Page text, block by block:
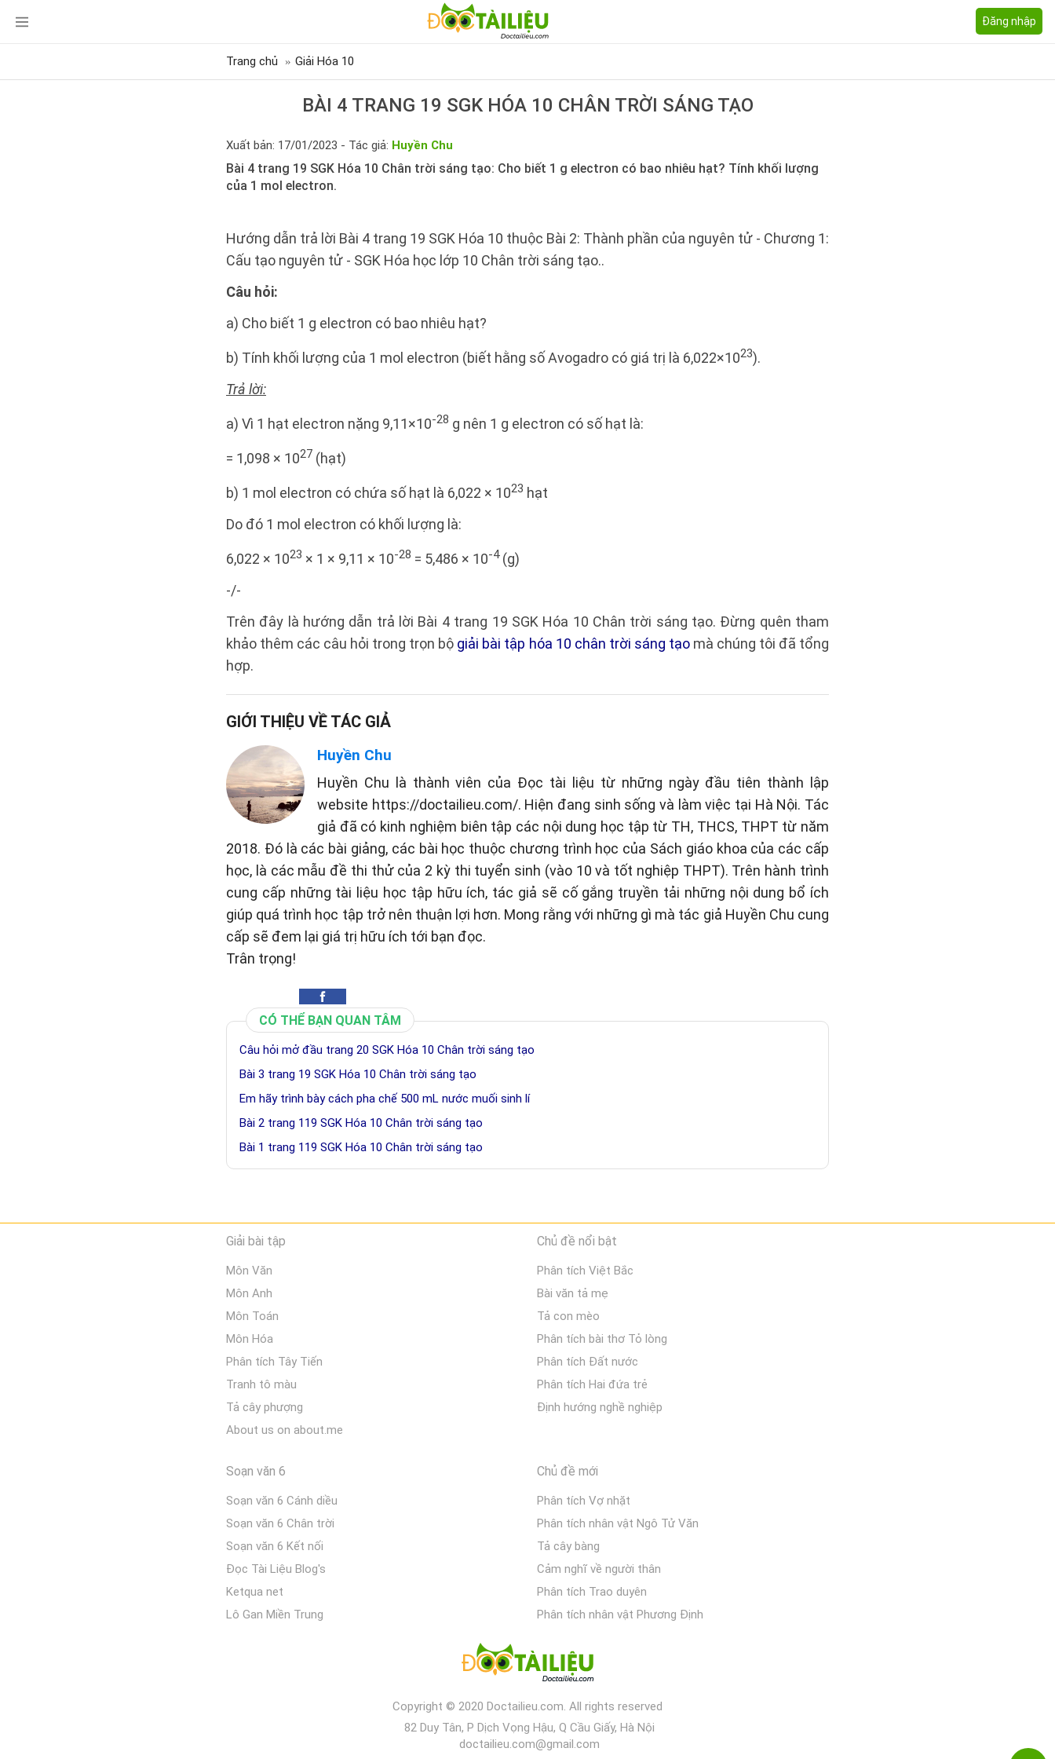
Đăng nhập
Trang chủ Giải Hóa 10
BÀI 4 TRANG 19 SGK HÓA 10 CHÂN TRỜI SÁNG TẠO
Xuất bản: 17/01/2023 - Tác giả: Huyền Chu
Bài 4 trang 19 SGK Hóa 10 Chân trời sáng tạo: Cho biết 1 g electron có bao nhiêu hạt? Tính khối lượng
của 1 mol electron.
Hướng dẫn trả lời Bài 4 trang 19 SGK Hóa 10 thuộc Bài 2: Thành phần của nguyên tử - Chương 1:
Cấu tạo nguyên tử - SGK Hóa học lớp 10 Chân trời sáng tạo..
Câu hỏi:
a) Cho biết 1 g electron có bao nhiêu hạt?
b) Tính khối lượng của 1 mol electron (biết hằng số Avogadro có giá trị là 6,022×1023).
Trả lời:
a) Vì 1 hạt electron nặng 9,11×10-28 g nên 1 g electron có số hạt là:
= 1,098 × 1027 (hạt)
b) 1 mol electron có chứa số hạt là 6,022 × 1023 hạt
Do đó 1 mol electron có khối lượng là:
6,022 × 1023 × 1 × 9,11 × 10-28 = 5,486 × 10-4 (g)
-/-
Trên đây là hướng dẫn trả lời Bài 4 trang 19 SGK Hóa 10 Chân trời sáng tạo. Đừng quên tham
khảo thêm các câu hỏi trong trọn bộ giải bài tập hóa 10 chân trời sáng tạomà chúng tôi đã tổng
hợp.
GIỚI THIỆU VỀ TÁC GIẢ
Huyền Chu
Huyền Chu là thành viên của Đọc tài liệu từ những ngày đầu tiên thành lập
website https://doctailieu.com/. Hiện đang sinh sống và làm việc tại Hà Nội. Tác
giả đã có kinh nghiệm biên tập các nội dung học tập từ TH, THCS, THPT từ năm
2018. Đó là các bài giảng, các bài học thuộc chương trình học của Sách giáo khoa của các cấp
học, là các mẫu đề thi thử của 2 kỳ thi tuyển sinh (vào 10 và tốt nghiệp THPT). Trên hành trình
cung cấp những tài liệu học tập hữu ích, tác giả sẽ cố gắng truyền tải những nội dung bổ ích
giúp quá trình học tập trở nên thuận lợi hơn. Mong rằng với những gì mà tác giả Huyền Chu cung
cấp sẽ đem lại giá trị hữu ích tới bạn đọc.
Trân trọng!
CÓ THỂ BẠN QUAN TÂM
Câu hỏi mở đầu trang 20 SGK Hóa 10 Chân trời sáng tạo
Bài 3 trang 19 SGK Hóa 10 Chân trời sáng tạo
Em hãy trình bày cách pha chế 500 mL nước muối sinh lí
Bài 2 trang 119 SGK Hóa 10 Chân trời sáng tạo
Bài 1 trang 119 SGK Hóa 10 Chân trời sáng tạo
Giải bài tập
Môn Văn
Môn Anh
Môn Toán
Môn Hóa
Phân tích Tây Tiến
Tranh tô màu
Tả cây phượng
About us on about.me
Chủ đề nổi bật
Phân tích Việt Bắc
Bài văn tả mẹ
Tả con mèo
Phân tích bài thơ Tỏ lòng
Phân tích Đất nước
Phân tích Hai đứa trẻ
Định hướng nghề nghiệp
Soạn văn 6
Soạn văn 6 Cánh diều
Soạn văn 6 Chân trời
Soạn văn 6 Kết nối
Đọc Tài Liệu Blog's
Ketqua net
Lô Gan Miền Trung
Chủ đề mới
Phân tích Vợ nhặt
Phân tích nhân vật Ngô Tử Văn
Tả cây bàng
Cảm nghĩ về người thân
Phân tích Trao duyên
Phân tích nhân vật Phương Định
Copyright © 2020 Doctailieu.com. All rights reserved
82 Duy Tân, P Dịch Vọng Hậu, Q Cầu Giấy, Hà Nội
doctailieu.com@gmail.com